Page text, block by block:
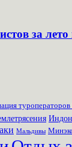
за
туроператоров
Мальдивы